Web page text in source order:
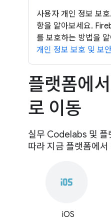
사용자 개인 정보 보
항을 알아보세요.
를 보호하는 방법을
개인 정보 보호 및 보
플랫폼에
로 이동
실무 Codelabs 및 플
따라 지금 플랫폼에
iOS